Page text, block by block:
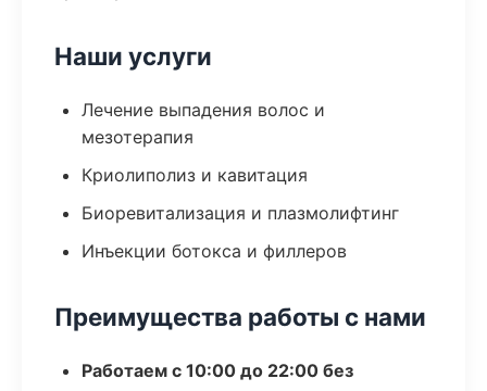
Наши услуги
Лечение выпадения волос и
мезотерапия
Криолиполиз и кавитация
Биоревитализация и плазмолифтинг
Инъекции ботокса и филлеров
Преимущества работы с нами
Работаем с 10:00 до 22:00 без